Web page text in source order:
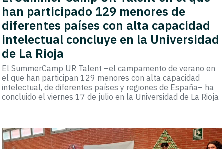
han participado 129 menores de
diferentes países con alta capacidad
intelectual concluye en la Universidad
de La Rioja
El SummerCamp UR Talent –el campamento de verano en
el que han participan 129 menores con alta capacidad
intelectual, de diferentes países y regiones de España– ha
concluido el viernes 17 de julio en la Universidad de La Rioja